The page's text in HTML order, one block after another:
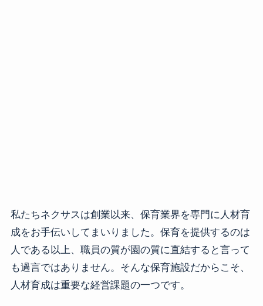
私たちネクサスは創業以来、保育業界を専門に人材育
成をお手伝いしてまいりました。保育を提供するのは
人である以上、職員の質が園の質に直結すると言って
も過言ではありません。そんな保育施設だからこそ、
人材育成は重要な経営課題の一つです。